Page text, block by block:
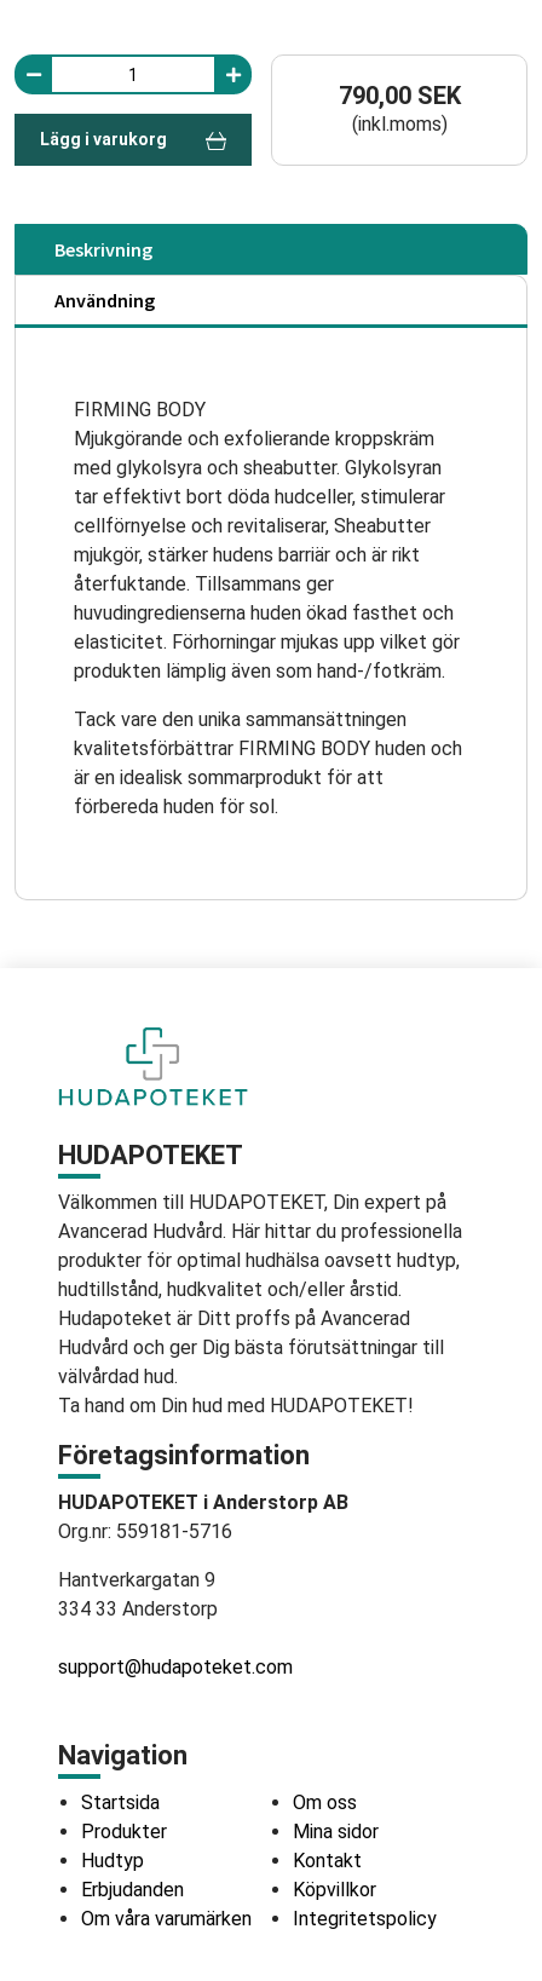
Lägg i varukorg
790,00 SEK
(inkl.moms)
Beskrivning
Användning
FIRMING BODY
Mjukgörande och exfolierande kroppskräm
med glykolsyra och sheabutter. Glykolsyran
tar effektivt bort döda hudceller, stimulerar
cellförnyelse och revitaliserar, Sheabutter
mjukgör, stärker hudens barriär och är rikt
återfuktande. Tillsammans ger
huvudingredienserna huden ökad fasthet och
elasticitet. Förhorningar mjukas upp vilket gör
produkten lämplig även som hand-/fotkräm.
Tack vare den unika sammansättningen
kvalitetsförbättrar FIRMING BODY huden och
är en idealisk sommarprodukt för att
förbereda huden för sol.
HUDAPOTEKET
Välkommen till HUDAPOTEKET, Din expert på
Avancerad Hudvård. Här hittar du professionella
produkter för optimal hudhälsa oavsett hudtyp,
hudtillstånd, hudkvalitet och/eller årstid.
Hudapoteket är Ditt proffs på Avancerad
Hudvård och ger Dig bästa förutsättningar till
välvårdad hud.
Ta hand om Din hud med HUDAPOTEKET!
Företagsinformation
HUDAPOTEKET i Anderstorp AB
Org.nr: 559181-5716
Hantverkargatan 9
334 33 Anderstorp
support@hudapoteket.com
Navigation
Startsida
Produkter
Hudtyp
Erbjudanden
Om våra varumärken
Om oss
Mina sidor
Kontakt
Köpvillkor
Integritetspolicy